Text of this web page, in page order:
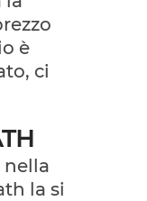
è
ci
nella
la si